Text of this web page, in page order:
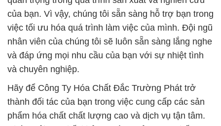
Chúng tôi cam kết không ngừng nâng cao chất
lượng sản phẩm và tiếp tục đóng góp vào sự phát
triển bền vững của các ngành công nghiệp khác
nhau. Chúng tôi tin rằng sự hợp tác giữa chúng tôi
và bạn sẽ mang lại giá trị lớn cho cả hai bên.
# Đơn vị chuyên phân phối / cung ứng hóa chất hóa
chất Lysin Monohydrochloride × L-Lysine Acid Amin
tại An Giang
# Công ty cung cấp ▲ bán hóa chất hóa chất Lysin